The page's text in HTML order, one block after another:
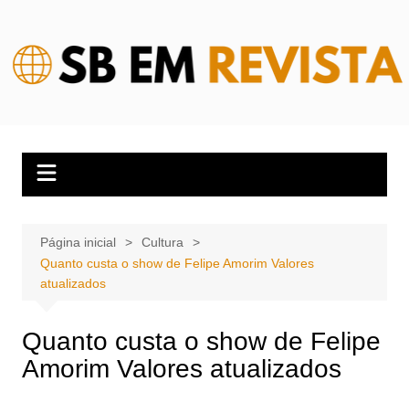
conteúdo
Página inicial
Cultura
Quanto custa o show de Felipe Amorim Valores
atualizados
Quanto custa o show de Felipe
Amorim Valores atualizados